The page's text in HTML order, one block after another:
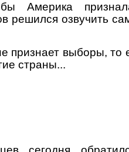
Америка
решился озвучить
признает выборы, то
страны...